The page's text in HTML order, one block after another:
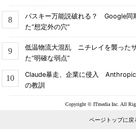
パスキー万能説破れる？ Google同
た“想定外の穴”
低温物流大混乱 ニチレイを襲った
た“明確な弱点”
Claude暴走、企業に侵入 Anthropic
の教訓
Copyright © ITmedia Inc. All
ページトップに戻